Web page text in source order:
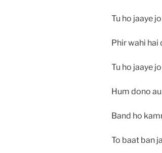
Tu ho jaaye
Phir wahi hai
Tu ho jaaye
Hum dono
Band ho
To baat ban